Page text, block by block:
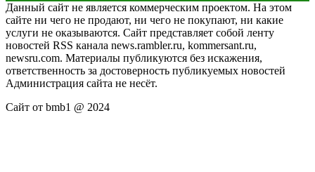
Данный сайт не является коммерческим проектом. На этом
сайте ни чего не продают, ни чего не покупают, ни какие
услуги не оказываются. Сайт представляет собой ленту
новостей RSS канала news.rambler.ru, kommersant.ru,
newsru.com. Материалы публикуются без искажения,
ответственность за достоверность публикуемых новостей
Администрация сайта не несёт.
Сайт от bmb1 @ 2024